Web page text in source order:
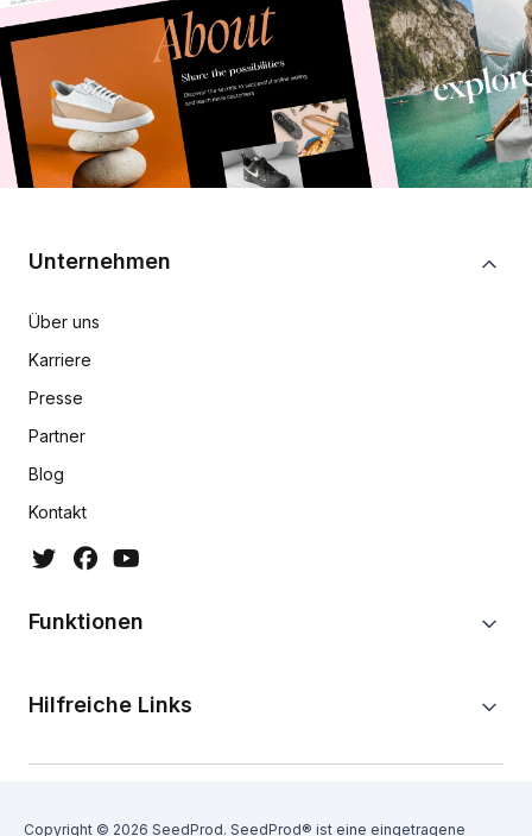
Unternehmen
Über uns
Karriere
Presse
Partner
Blog
Kontakt
Funktionen
Hilfreiche Links
Copyright © 2026 SeedProd. SeedProd® ist eine eingetragene